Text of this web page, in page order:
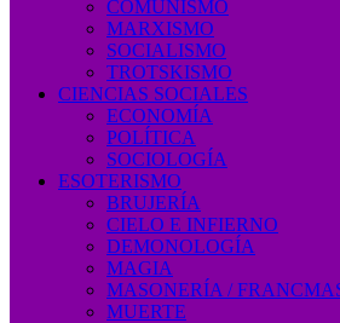
COMUNISMO
MARXISMO
SOCIALISMO
TROTSKISMO
CIENCIAS SOCIALES
ECONOMÍA
POLÍTICA
SOCIOLOGÍA
ESOTERISMO
BRUJERÍA
CIELO E INFIERNO
DEMONOLOGÍA
MAGIA
MASONERÍA /
MUERTE